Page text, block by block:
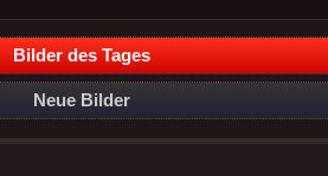
Bilder des Tages
Neue Bilder